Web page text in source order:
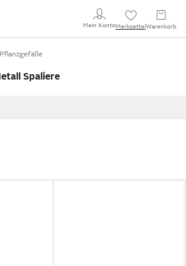
Mein KontoMerkzettel Warenkorb
Pflanzgefäße
Spaliere